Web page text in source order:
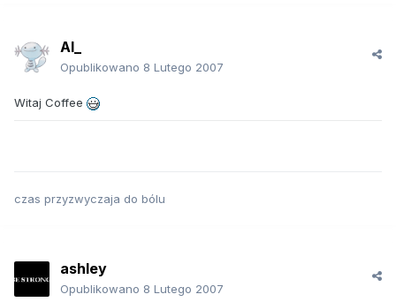
Al_
Opublikowano 8 Lutego 2007
Witaj Coffee
czas przyzwyczaja do bólu
ashley
Opublikowano 8 Lutego 2007